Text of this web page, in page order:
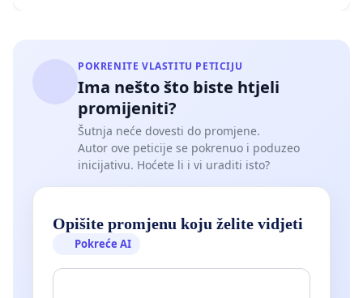
POKRENITE VLASTITU PETICIJU
Ima nešto što biste htjeli
promijeniti?
Šutnja neće dovesti do promjene.
Autor ove peticije se pokrenuo i poduzeo
inicijativu. Hoćete li i vi uraditi isto?
Opišite promjenu koju želite vidjeti
Pokreće AI